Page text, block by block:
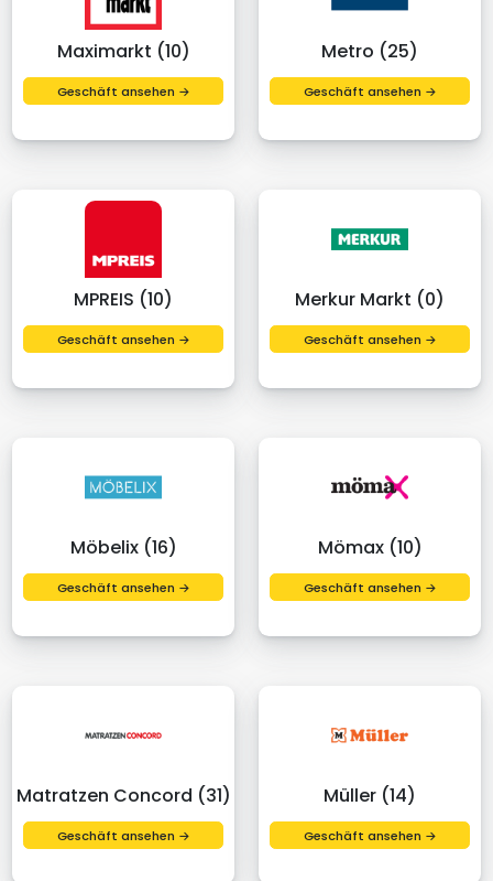
Maximarkt (10)
Geschäft ansehen →
Metro (25)
Geschäft ansehen →
MPREIS (10)
Geschäft ansehen →
Merkur Markt (0)
Geschäft ansehen →
Möbelix (16)
Geschäft ansehen →
Mömax (10)
Geschäft ansehen →
Matratzen Concord (31)
Geschäft ansehen →
Müller (14)
Geschäft ansehen →